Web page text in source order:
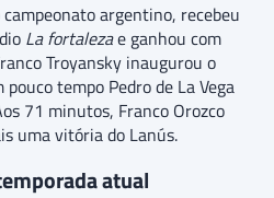
argentino, recebeu
La fortalezae ganhou com
Troyansky inaugurou o
tempo Pedro de La Vega
71 minutos, Franco Orozco
uma vitória do Lanús.
atual